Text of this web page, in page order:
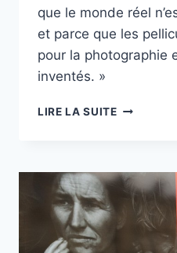
que le monde réel
et parce que les
pour la photographie
LIRE LA SUITE« LES
AU
JEU
PAUME